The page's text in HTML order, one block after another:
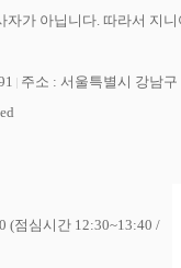
가 아닙니다. 따라서 지
주소 : 서울특별시 강남
(점심시간 12:30~13:40 /